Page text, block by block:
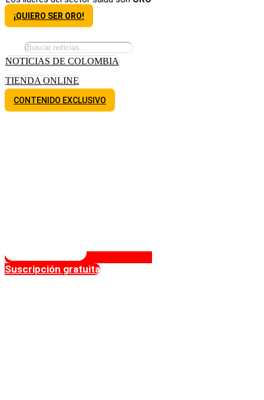
¡QUIERO SER ORO!
NOTICIAS DE COLOMBIA
TIENDA ONLINE
CONTENIDO EXCLUSIVO
Suscripción gratuita